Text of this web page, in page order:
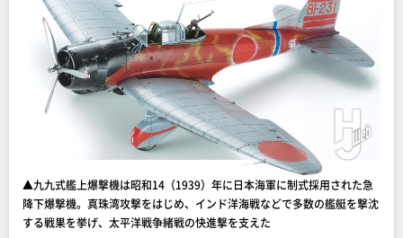
▲九九式艦上爆撃機は昭和14（1939）年に日本海軍に制式採用された急
降下爆撃機。真珠湾攻撃をはじめ、インド洋海戦などで多数の艦艇を撃沈
する戦果を挙げ、太平洋戦争緒戦の快進撃を支えた